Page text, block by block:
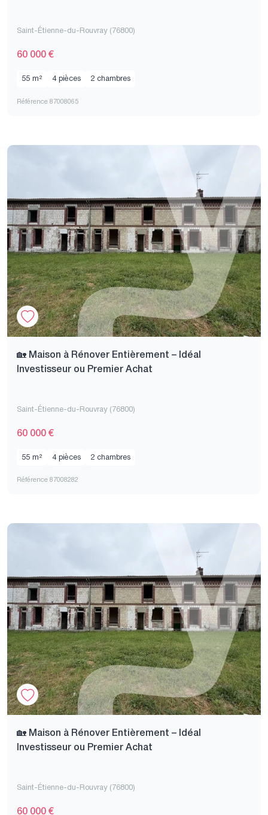
Saint-Étienne-du-Rouvray (76800)
60 000 €
55 m² 4 pièces 2 chambres
Référence 87008065
🏡 Maison à Rénover Entièrement – Idéal
Investisseur ou Premier Achat
Saint-Étienne-du-Rouvray (76800)
60 000 €
55 m² 4 pièces 2 chambres
Référence 87008282
🏡 Maison à Rénover Entièrement – Idéal
Investisseur ou Premier Achat
Saint-Étienne-du-Rouvray (76800)
60 000 €